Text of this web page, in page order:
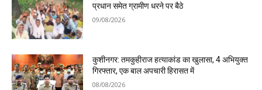
प्रधान समेत ग्रामीण धरने पर बैठे
09/08/2026
कुशीनगर: तमकुहीराज हत्याकांड का खुलासा, 4 अभियुक्त
गिरफ्तार, एक बाल अपचारी हिरासत में
08/08/2026